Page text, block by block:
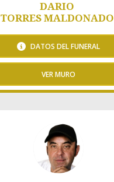
DARIO
TORRES MALDONADO
DATOS DEL FUNERAL
VER MURO